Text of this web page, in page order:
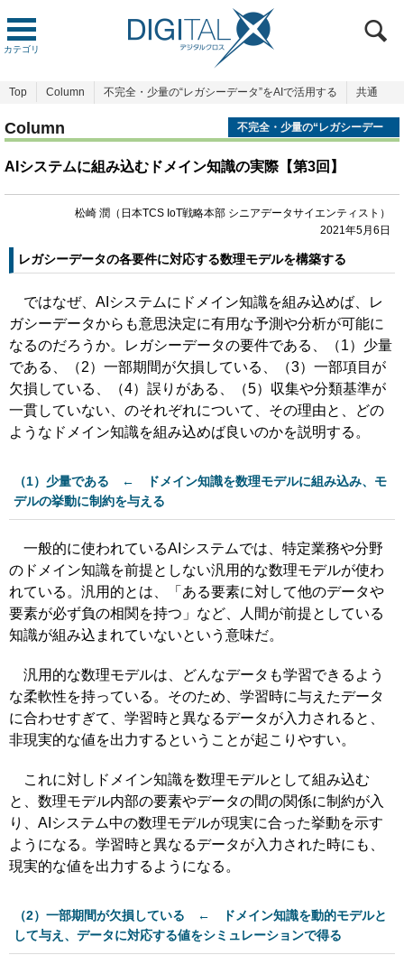
カテゴリ
Top Column 不完全・少量の“レガシーデータ”をAIで活用する 共通
Column
不完全・少量の“レガシーデー
タ”をAIで活用する
AIシステムに組み込むドメイン知識の実際【第3回】
松崎 潤（日本TCS IoT戦略本部 シニアデータサイエンティスト）
2021年5月6日
レガシーデータの各要件に対応する数理モデルを構築する
ではなぜ、AIシステムにドメイン知識を組み込めば、レ
ガシーデータからも意思決定に有用な予測や分析が可能に
なるのだろうか。レガシーデータの要件である、（1）少量
である、（2）一部期間が欠損している、（3）一部項目が
欠損している、（4）誤りがある、（5）収集や分類基準が
一貫していない、のそれぞれについて、その理由と、どの
ようなドメイン知識を組み込めば良いのかを説明する。
（1）少量である ← ドメイン知識を数理モデルに組み込み、モ
デルの挙動に制約を与える
一般的に使われているAIシステムでは、特定業務や分野
のドメイン知識を前提としない汎用的な数理モデルが使わ
れている。汎用的とは、「ある要素に対して他のデータや
要素が必ず負の相関を持つ」など、人間が前提としている
知識が組み込まれていないという意味だ。
汎用的な数理モデルは、どんなデータも学習できるよう
な柔軟性を持っている。そのため、学習時に与えたデータ
に合わせすぎて、学習時と異なるデータが入力されると、
非現実的な値を出力するということが起こりやすい。
これに対しドメイン知識を数理モデルとして組み込む
と、数理モデル内部の要素やデータの間の関係に制約が入
り、AIシステム中の数理モデルが現実に合った挙動を示す
ようになる。学習時と異なるデータが入力された時にも、
現実的な値を出力するようになる。
（2）一部期間が欠損している ← ドメイン知識を動的モデルと
して与え、データに対応する値をシミュレーションで得る